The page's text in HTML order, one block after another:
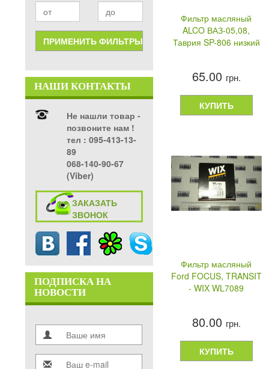
НАШИ КОНТАКТЫ
Не нашли товар -
позвоните нам !
тел ‎: 095-413-13-
89
068-140-90-67
(Viber)
ЗАКАЗАТЬ
ЗВОНОК
ПОДПИСКА НА
НОВОСТИ
Фильтр масляный
ALCO ВАЗ-05,08,
Таврия SP-806 низкий
65.00 грн.
КУПИТЬ
Фильтр масляный
Ford FOCUS, TRANSIT
- WIX WL7089
80.00 грн.
КУПИТЬ